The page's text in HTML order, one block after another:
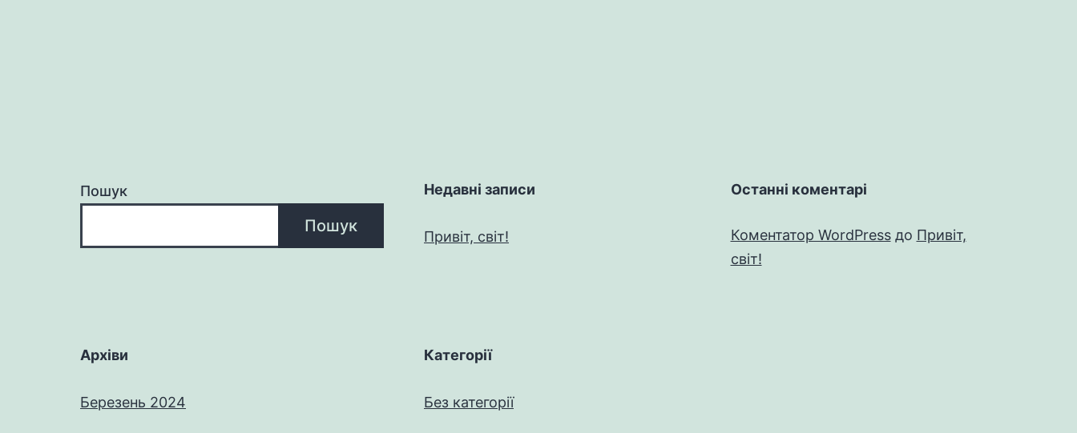
Пошук
Пошук
Недавні записи
Привіт, світ!
Останні коментарі
Коментатор WordPressдо Привіт,
світ!
Архіви
Березень 2024
Категорії
Без категорії